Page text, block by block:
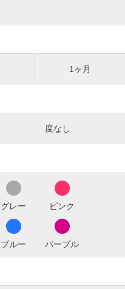
1ヶ月
度なし
グレー ピンク
ブルー パープル